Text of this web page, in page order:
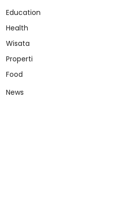
Education
Health
Wisata
Properti
Food
News